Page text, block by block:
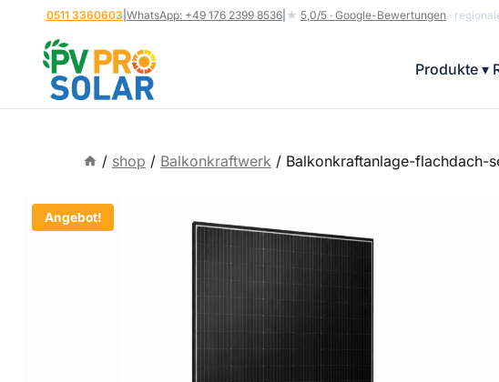
springen
0511 3360603 WhatsApp: +49 176 2399 8536 ★ 5,0/5 · Google-Bewertungen ·
Produkte ▾
/ shop / Balkonkraftwerk / Balkonkraftanlage-flachdach-
Angebot!